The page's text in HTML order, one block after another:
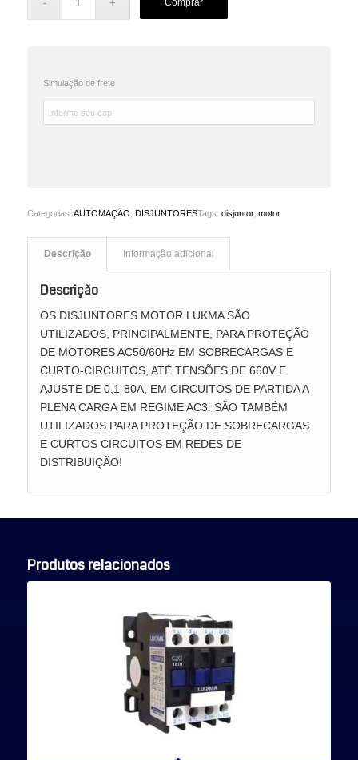
Comprar
Simulação de frete
Categorias: AUTOMAÇÃO DISJUNTORESTags: disjuntor, motor
Descrição Informação adicional
Descrição
OS DISJUNTORES MOTOR LUKMA SÃO
UTILIZADOS, PRINCIPALMENTE, PARA PROTEÇÃO
DE MOTORES AC50/60Hz EM SOBRECARGAS E
CURTO-CIRCUITOS, ATÉ TENSÕES DE 660V E
AJUSTE DE 0,1-80A, EM CIRCUITOS DE PARTIDA A
PLENA CARGA EM REGIME AC3. SÃO TAMBÉM
UTILIZADOS PARA PROTEÇÃO DE SOBRECARGAS
E CURTOS CIRCUITOS EM REDES DE
DISTRIBUIÇÃO!
Produtos relacionados